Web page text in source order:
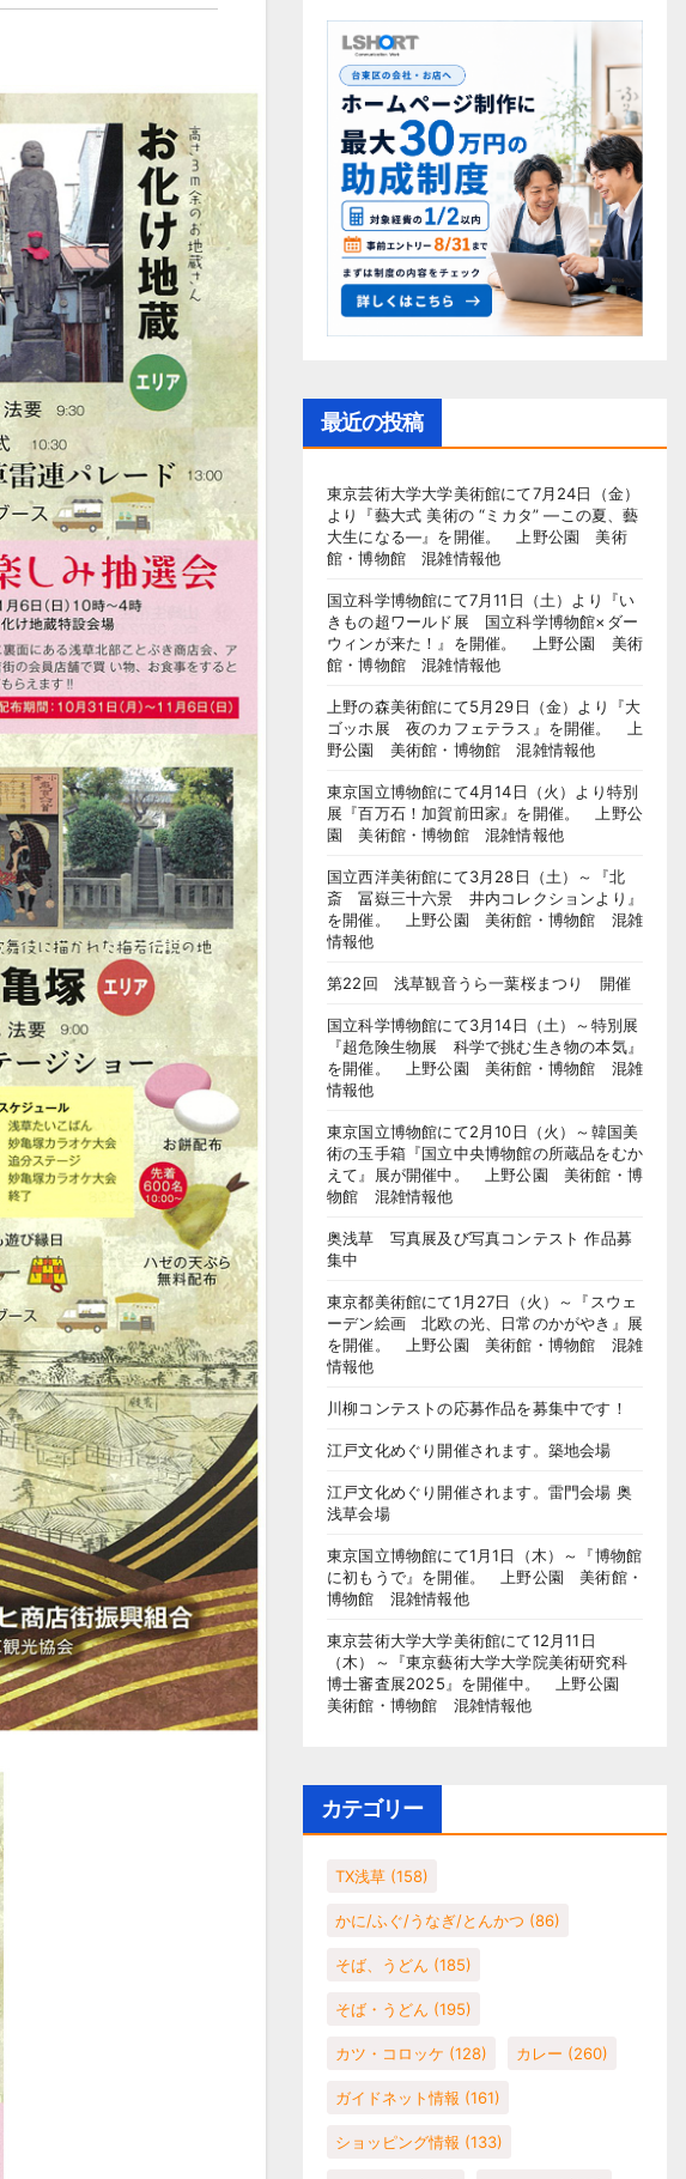
最近の投稿
東京芸術大学大学美術館にて7月24日（金）
より『藝大式 美術の “ミカタ” ―この夏、藝
大生になる―』を開催。 上野公園 美術
館・博物館 混雑情報他
国立科学博物館にて7月11日（土）より『い
きもの超ワールド展 国立科学博物館×ダー
ウィンが来た！』を開催。 上野公園 美術
館・博物館 混雑情報他
上野の森美術館にて5月29日（金）より『大
ゴッホ展 夜のカフェテラス』を開催。 上
野公園 美術館・博物館 混雑情報他
東京国立博物館にて4月14日（火）より特別
展『百万石！加賀前田家』を開催。 上野公
園 美術館・博物館 混雑情報他
国立西洋美術館にて3月28日（土）～『北
斎 冨嶽三十六景 井内コレクションより』
を開催。 上野公園 美術館・博物館 混雑
情報他
第22回 浅草観音うら一葉桜まつり 開催
国立科学博物館にて3月14日（土）～特別展
『超危険生物展 科学で挑む生き物の本気』
を開催。 上野公園 美術館・博物館 混雑
情報他
東京国立博物館にて2月10日（火）～韓国美
術の玉手箱『国立中央博物館の所蔵品をむか
えて』展が開催中。 上野公園 美術館・博
物館 混雑情報他
奥浅草 写真展及び写真コンテスト 作品募
集中
東京都美術館にて1月27日（火）～『スウェ
ーデン絵画 北欧の光、日常のかがやき』展
を開催。 上野公園 美術館・博物館 混雑
情報他
川柳コンテストの応募作品を募集中です！
江戸文化めぐり開催されます。築地会場
江戸文化めぐり開催されます。雷門会場 奥
浅草会場
東京国立博物館にて1月1日（木）～『博物館
に初もうで』を開催。 上野公園 美術館・
博物館 混雑情報他
東京芸術大学大学美術館にて12月11日
（木）～『東京藝術大学大学院美術研究科
博士審査展2025』を開催中。 上野公園
美術館・博物館 混雑情報他
カテゴリー
TX浅草 (158)
かに/ふぐ/うなぎ/とんかつ (86)
そば、うどん (185)
そば・うどん (195)
カツ・コロッケ (128) カレー (260)
ガイドネット情報 (161)
ショッピング情報 (133)